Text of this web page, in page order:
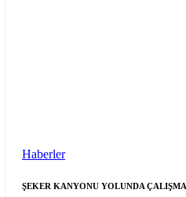
Haberler
ŞEKER KANYONU YOLUNDA